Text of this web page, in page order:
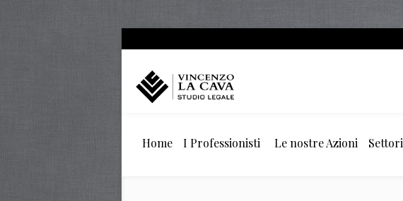
Home I Professionisti Le nostre Azioni Settori